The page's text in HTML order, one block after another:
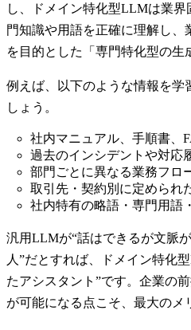
し、ドメイン特化型LLMは業
門知識や用語を正確に理解し、
を目的とした「専門特化型の生
例えば、以下のような情報を学
しょう。
社内マニュアル、手順書、
過去のインシデントや対応
部門ごとに異なる業務フロ
取引先・契約別に定められ
社内特有の略語・専門用語
汎用LLMが“話はできるが文脈
人”だとすれば、ドメイン特化
たアシスタント”です。企業の
が可能になる点こそ、最大のメ